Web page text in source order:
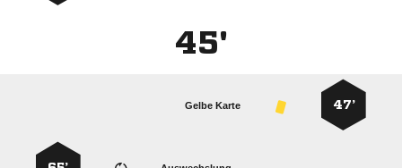
45'
47’
Gelbe Karte